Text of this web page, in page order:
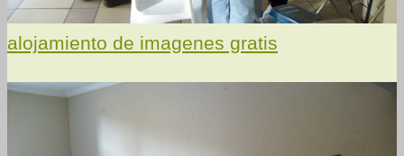
alojamiento de imagenes gratis